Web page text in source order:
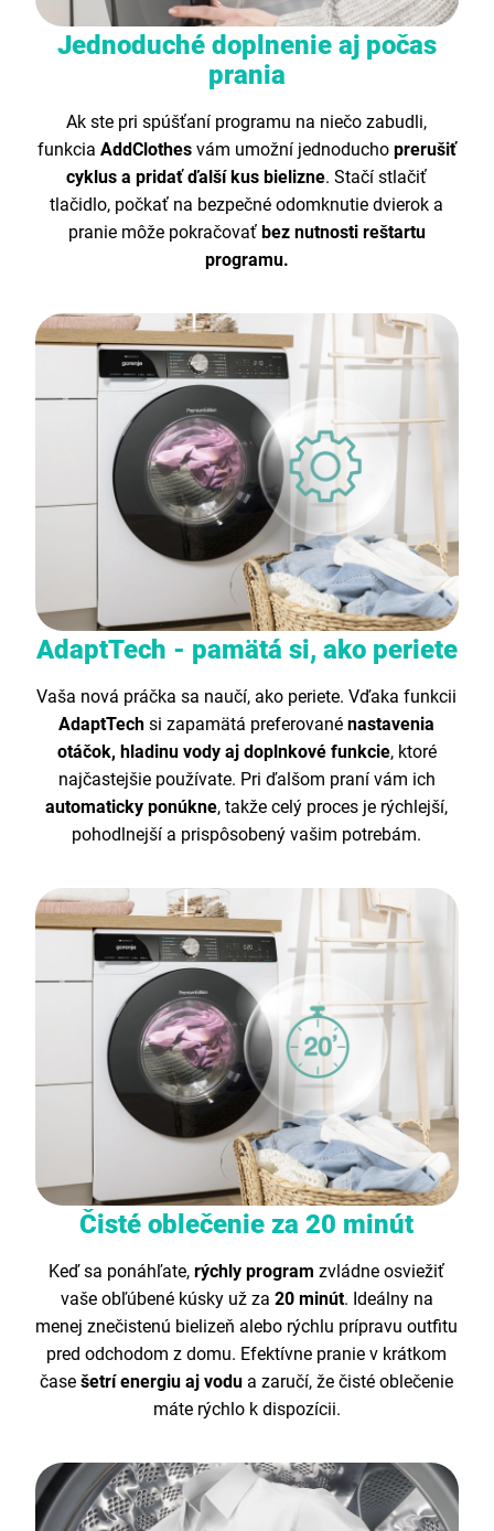
Jednoduché doplnenie aj počas
prania
Ak ste pri spúšťaní programu na niečo zabudli,
funkcia AddClothes vám umožní jednoducho prerušiť
cyklus a pridať ďalší kus bielizne. Stačí stlačiť
tlačidlo, počkať na bezpečné odomknutie dvierok a
pranie môže pokračovať bez nutnosti reštartu
programu.
AdaptTech - pamätá si, ako periete
Vaša nová práčka sa naučí, ako periete. Vďaka funkcii
AdaptTechsi zapamätá preferovanénastavenia
otáčok, hladinu vody aj doplnkové funkcie, ktoré
najčastejšie používate. Pri ďalšom praní vám ich
automaticky ponúkne, takže celý proces je rýchlejší,
pohodlnejší a prispôsobený vašim potrebám.
Čisté oblečenie za 20 minút
Keď sa ponáhľate,rýchly program zvládne osviežiť
vaše obľúbené kúsky už za 20 minút. Ideálny na
menej znečistenú bielizeň alebo rýchlu prípravu outfitu
pred odchodom z domu. Efektívne pranie v krátkom
časešetrí energiu aj vodu a zaručí, že čisté oblečenie
máte rýchlo k dispozícii.